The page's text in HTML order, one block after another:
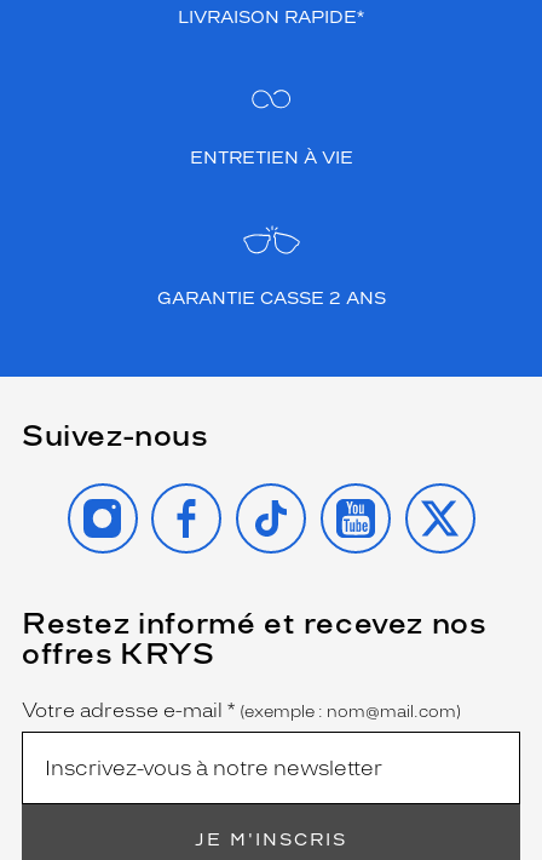
LIVRAISON RAPIDE*
ENTRETIEN À VIE
GARANTIE CASSE 2 ANS
Suivez-nous
INSTAGRAMFACEBOOK
TIKTOK YOUTUBE
X
Restez informé et recevez nos
offres KRYS
Name
Votre adresse e-mail *
(Ce
champ
est
obligatoire)
(exemple : nom@mail.com)
JE M'INSCRIS